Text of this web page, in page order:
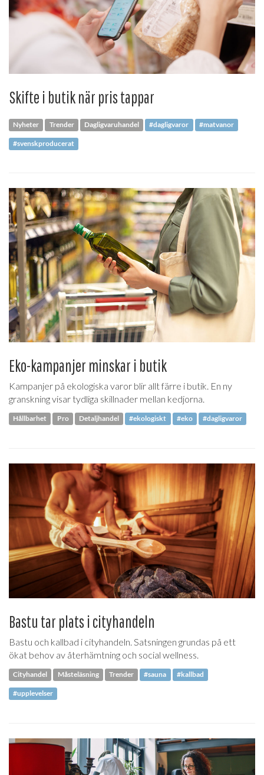
Skifte i butik när pris tappar
Nyheter Trender Dagligvaruhandel #dagligvaror #matvanor
#svenskproducerat
Eko-kampanjer minskar i butik
Kampanjer på ekologiska varor blir allt färre i butik. En ny
granskning visar tydliga skillnader mellan kedjorna.
Hållbarhet Pro Detaljhandel #ekologiskt #eko #dagligvaror
Bastu tar plats i cityhandeln
Bastu och kallbad i cityhandeln. Satsningen grundas på ett
ökat behov av återhämtning och social wellness.
Cityhandel Måsteläsning Trender #sauna #kallbad
#upplevelser